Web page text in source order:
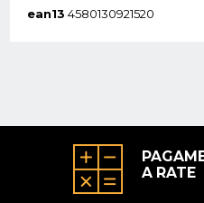
ean13 4580130921520
A RATE